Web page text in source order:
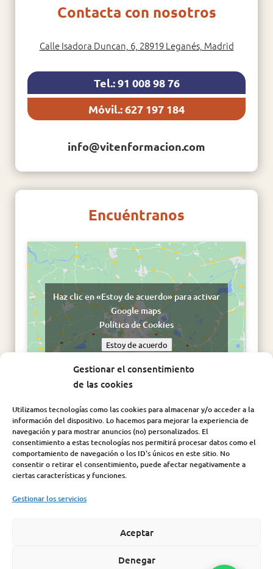
Gestionar el consentimiento
de las cookies
Utilizamos tecnologías como las cookies para almacenar y/o acceder a la
información del dispositivo. Lo hacemos para mejorar la experiencia de
navegación y para mostrar anuncios (no) personalizados. El
consentimiento a estas tecnologías nos permitirá procesar datos como el
comportamiento de navegación o los ID's únicos en este sitio. No
consentir o retirar el consentimiento, puede afectar negativamente a
ciertas características y funciones.
Gestionar los servicios
Aceptar
Denegar
Contacta con nosotros
Calle Isadora Duncan, 6, 28919 Leganés, Madrid
Tel.: 91 008 98 76
Móvil.: 627 197 184
info@vitenformacion.com
Encuéntranos
Haz clic en «Estoy de acuerdo» para activar
Google maps
Política de Cookies
Estoy de acuerdo
Síguenos en:
Política de Cookies|